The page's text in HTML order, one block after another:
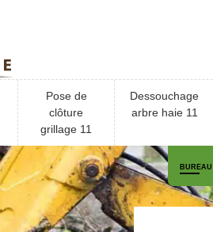
Pose de
clôture
grillage 11
Dessouchage
arbre haie 11
BUREAU